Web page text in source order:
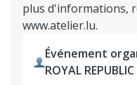
plus d'informations,
www.atelier.lu.
Événement
ROYAL REPUBLIC